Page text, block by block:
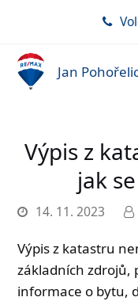
Jan
Výpis z
jak
14. 11. 2023
Výpis z katastru
základních zdrojů,
informace o bytu,